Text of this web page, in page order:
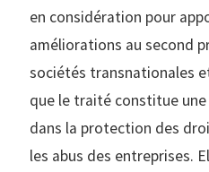
en considération pour
améliorations au second
sociétés transnationales
que le traité constitue
dans la protection des
les abus des entreprises.